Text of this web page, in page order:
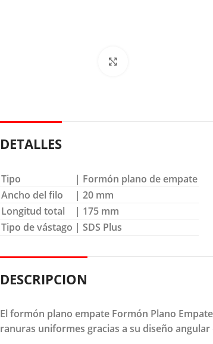
DETALLES
Tipo
| Formón plano de empate
Ancho del filo
| 20 mm
Longitud total
| 175 mm
Tipo de vástago | SDS Plus
DESCRIPCION
El formón plano empate Formón Plano
ranuras uniformes gracias a su diseño